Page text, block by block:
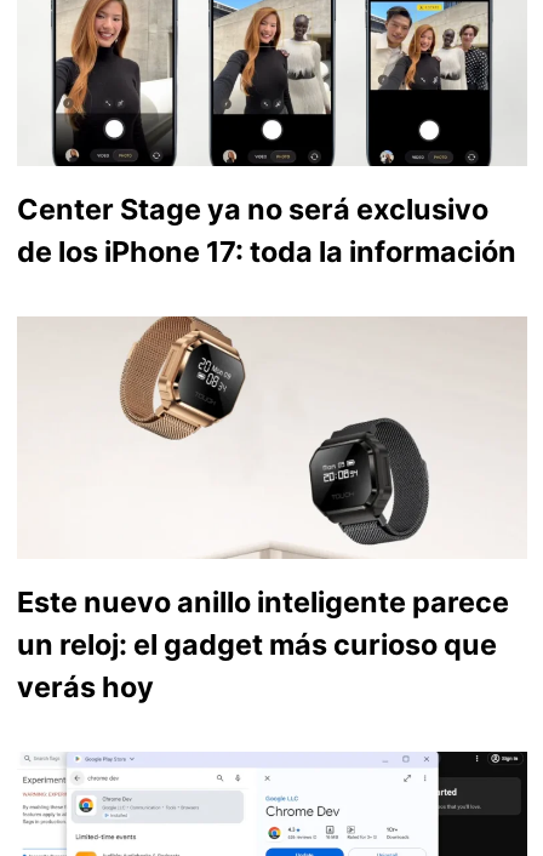
Center Stage ya no será exclusivo
de los iPhone 17: toda la información
Este nuevo anillo inteligente parece
un reloj: el gadget más curioso que
verás hoy